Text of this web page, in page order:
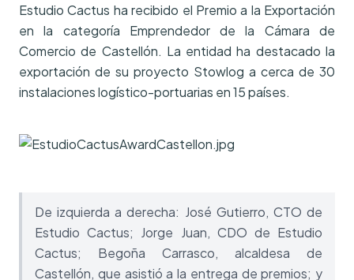
Estudio Cactus ha recibido el Premio a la Exportación
en la categoría Emprendedor de la Cámara de
Comercio de Castellón. La entidad ha destacado la
exportación de su proyecto Stowlog a cerca de 30
instalaciones logístico-portuarias en 15 países.
De izquierda a derecha: José Gutierro, CTO de
Estudio Cactus; Jorge Juan, CDO de Estudio
Cactus; Begoña Carrasco, alcaldesa de
Castellón, que asistió a la entrega de premios; y